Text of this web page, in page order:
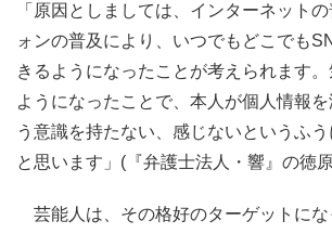
「原因としましては、インターネット
ォンの普及により、いつでもどこでも
きるようになったことが考えられます
ようになったことで、本人が個人情報
う意識を持たない、感じないというふ
と思います」(『弁護士法人・響』の徳
芸能人は、その格好のターゲットにな